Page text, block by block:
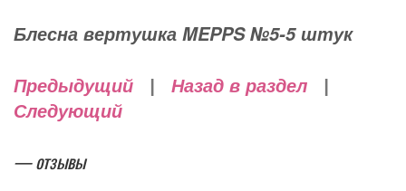
Блесна вертушка MEPPS №5-5 штук
Предыдущий Назад в раздел
Следующий
— отзывы